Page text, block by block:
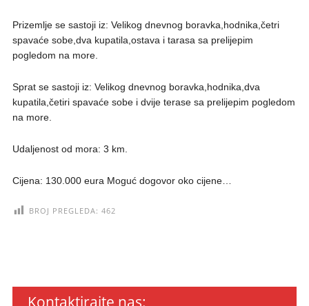
Prizemlje se sastoji iz: Velikog dnevnog boravka,hodnika,četri
spavaće sobe,dva kupatila,ostava i tarasa sa prelijepim
pogledom na more.
Sprat se sastoji iz: Velikog dnevnog boravka,hodnika,dva
kupatila,četiri spavaće sobe i dvije terase sa prelijepim pogledom
na more.
Udaljenost od mora: 3 km.
Cijena: 130.000 eura Moguć dogovor oko cijene…
BROJ PREGLEDA: 462
Kontaktirajte nas: